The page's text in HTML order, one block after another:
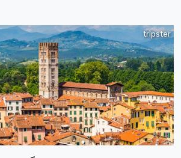
tripster